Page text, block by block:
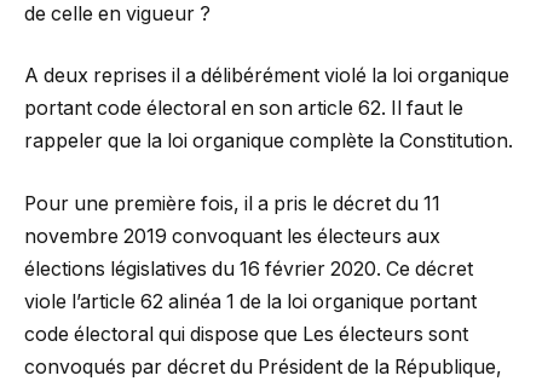
de celle en vigueur ?
A deux reprises il a délibérément violé la loi organique
portant code électoral en son article 62. Il faut le
rappeler que la loi organique complète la Constitution.
Pour une première fois, il a pris le décret du 11
novembre 2019 convoquant les électeurs aux
élections législatives du 16 février 2020. Ce décret
viole l’article 62 alinéa 1 de la loi organique portant
code électoral qui dispose que Les électeurs sont
convoqués par décret du Président de la République,